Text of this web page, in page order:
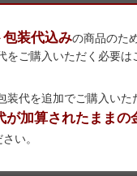
包装代込みの商品のた
ご購入いただく必要は
代を追加でご購入いた
が加算されたままの
い。